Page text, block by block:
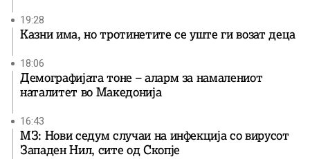
19:28
Казни има, но тротинетите се уште ги возат деца
18:06
Демографијата тоне – аларм за намалениот
наталитет во Македонија
16:43
МЗ: Нови седум случаи на инфекција со вирусот
Западен Нил, сите од Скопје